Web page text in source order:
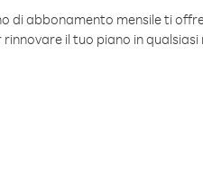
di abbonamento mensile ti
rinnovare il tuo piano in